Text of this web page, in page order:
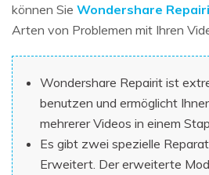
können Sie Wondershare
Arten von Problemen mit Ihren
Wondershare Repairit ist
benutzen und ermöglicht
mehrerer Videos in einem
Es gibt zwei spezielle
Erweitert. Der erweiterte